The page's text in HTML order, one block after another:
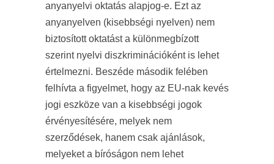
anyanyelvi oktatás alapjog-e. Ezt az
anyanyelven (kisebbségi nyelven) nem
biztosított oktatást a különmegbízott
szerint nyelvi diszkriminációként is lehet
értelmezni. Beszéde második felében
felhívta a figyelmet, hogy az EU-nak kevés
jogi eszköze van a kisebbségi jogok
érvényesítésére, melyek nem
szerződések, hanem csak ajánlások,
melyeket a bíróságon nem lehet